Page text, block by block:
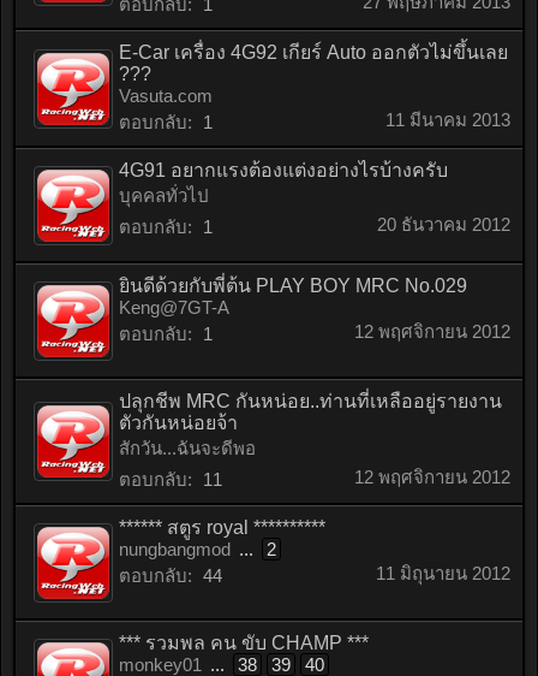
ตอบกลับ: 1
E-Car เครื่อง 4G92 เกียร์ Auto ออกตัวไม่ขึ้นเลย
???
Vasuta.com
ตอบกลับ:
1 11 มีนาคม 2013
4G91 อยากแรงต้องแต่งอย่างไรบ้างครับ
บุคคลทั่วไป
ตอบกลับ:
1 20 ธันวาคม 2012
ยินดีด้วยกับพี่ต้น PLAY BOY MRC No.029
Keng@7GT-A
ตอบกลับ:
1 12 พฤศจิกายน 2012
ปลุกชีพ MRC กันหน่อย..ท่านที่เหลืออยู่รายงาน
ตัวกันหน่อยจ้า
สักวัน...ฉันจะดีพอ
ตอบกลับ:
11 12 พฤศจิกายน 2012
****** สตูร royal **********
nungbangmod ...
2
ตอบกลับ: 44 11 มิถุนายน 2012
*** รวมพล คน ขับ CHAMP ***
monkey01 ... 38 39
40